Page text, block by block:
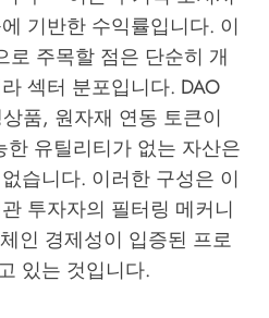
기반한 수익률입니다. 이
로 주목할 점은 단순히 개
섹터 분포입니다. DAO
품, 원자재 연동 토큰이
유틸리티가 없는 자산은
습니다. 이러한 구성은 이
투자자의 필터링 메커니
인 경제성이 입증된 프로
있는 것입니다.